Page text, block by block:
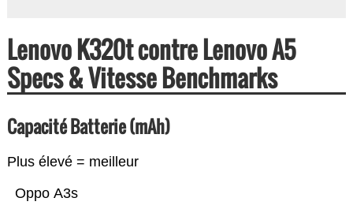
Lenovo K320t contre Lenovo A5
Specs & Vitesse Benchmarks
Capacité Batterie (mAh)
Plus élevé = meilleur
Oppo A3s